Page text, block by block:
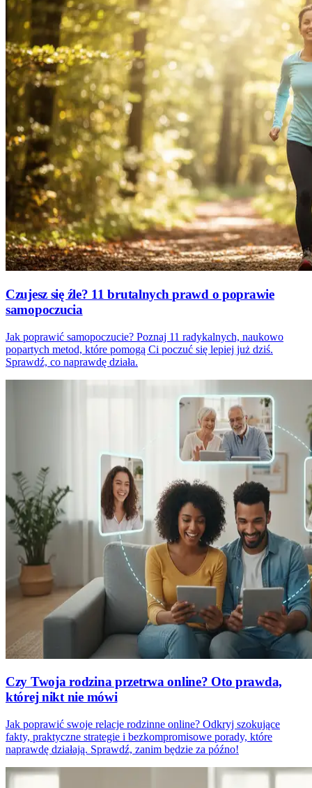
Czujesz się źle? 11 brutalnych prawd o poprawie
samopoczucia
Jak poprawić samopoczucie? Poznaj 11 radykalnych, naukowo
popartych metod, które pomogą Ci poczuć się lepiej już dziś.
Sprawdź, co naprawdę działa.
Czy Twoja rodzina przetrwa online? Oto prawda,
której nikt nie mówi
Jak poprawić swoje relacje rodzinne online? Odkryj szokujące
fakty, praktyczne strategie i bezkompromisowe porady, które
naprawdę działają. Sprawdź, zanim będzie za późno!